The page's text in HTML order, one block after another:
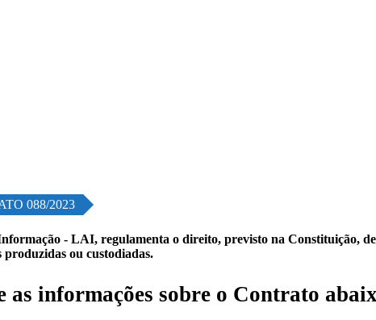
088/2023
- LAI, regulamenta o direito, previsto na Constituição,
produzidas ou custodiadas.
as informações sobre o Contrato